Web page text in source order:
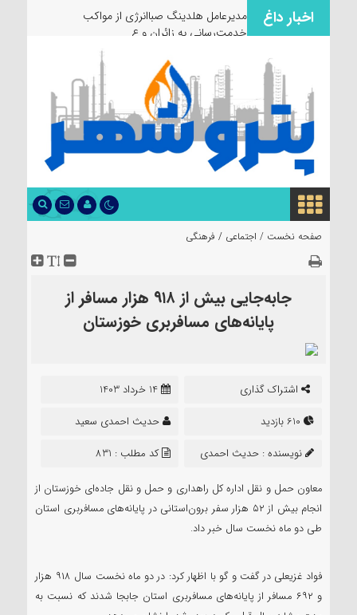
اخبار داغ
مدیرعامل هلدینگ صباانرژی از مواکب
خدمت‌رسانی به زائران و عزاداران
صفحه نخست / اجتماعی / فرهنگی
جابه‌جایی بیش از ۹۱۸ هزار مسافر از
پایانه‌های مسافربری خوزستان
اشتراک گذاری
14 خرداد 1403
حدیث احمدی سعید
نویسنده : حدیث احمدی
سعید
کد مطلب : 831
معاون حمل و نقل اداره کل راهداری و حمل و نقل جاده‌ای خوزستان از
انجام بیش از ۵۲ هزار سفر برون‌استانی در پایانه‌های مسافربری استان
طی دو ماه نخست سال خبر داد.
فواد غزیعلی در گفت و گو با اظهار کرد: در دو ماه نخست سال ۹۱۸ هزار
و ۶۹۲ مسافر از پایانه‌های مسافربری استان جابجا شدند که نسبت به